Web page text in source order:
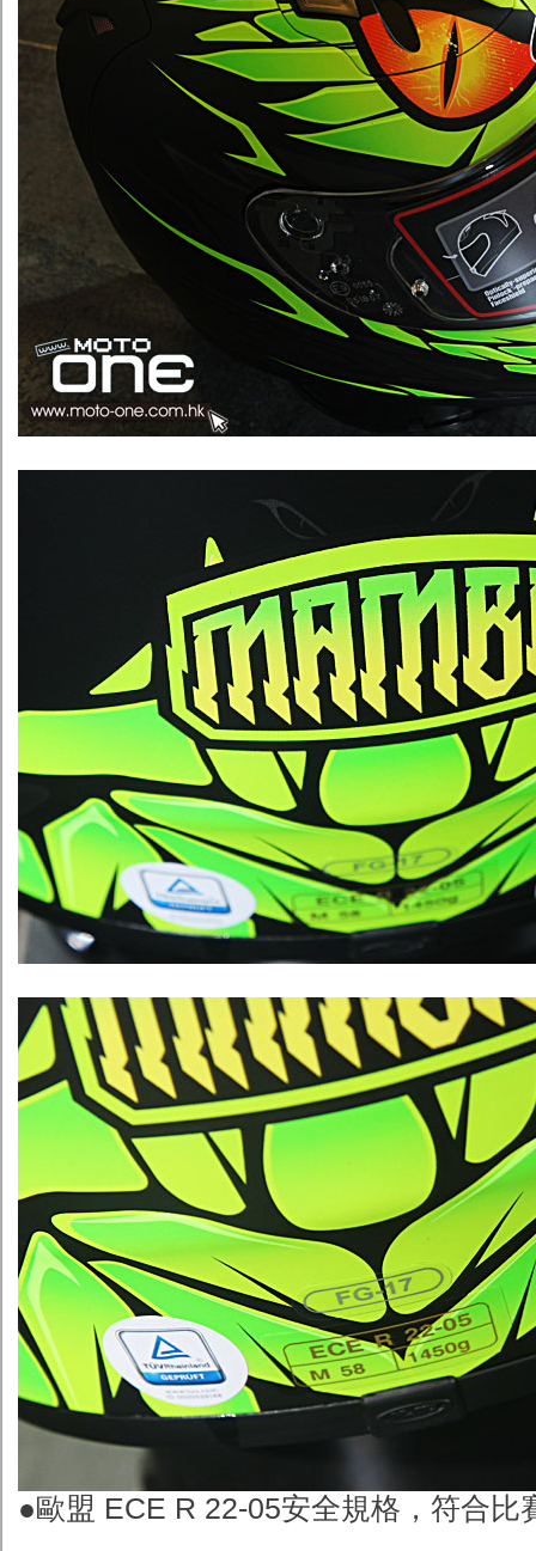
●歐盟 ECE R 22-05安全規格，符合比